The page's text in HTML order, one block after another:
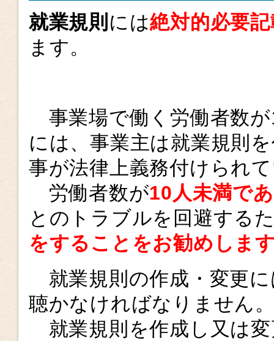
就業規則 には絶対的必要
ます。
事業場で働く労働者数
には、事業主は就業規則
事が法律上義務付けられ
労働者数が10人未満で
とのトラブルを回避する
をすることをお勧めしま
就業規則の作成・変更
聴かなければなりません
就業規則を作成し又は